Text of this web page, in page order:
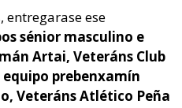
entregarase ese
sénior masculino e
Artai, Veteráns Club
prebenxamín
Veteráns Atlético Peña